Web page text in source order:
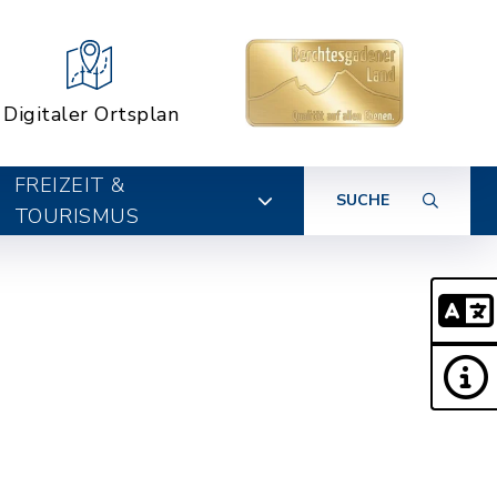
Digitaler Ortsplan
FREIZEIT &
TOURISMUS
SUCHE